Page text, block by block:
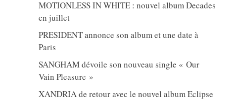
MOTIONLESS IN WHITE : nouvel album Decades
en juillet
PRESIDENT annonce son album et une date à
Paris
SANGHAM dévoile son nouveau single « Our
Vain Pleasure »
XANDRIA de retour avec le nouvel album Eclipse